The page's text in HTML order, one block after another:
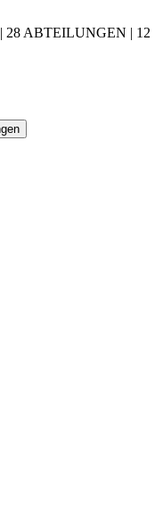
28 ABTEILUNGEN | 12